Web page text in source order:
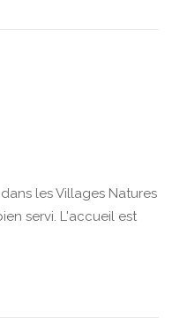
les Villages Natures
servi. L'accueil est